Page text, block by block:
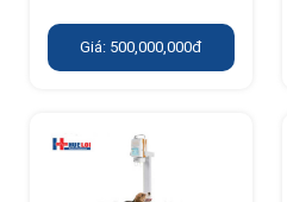
Giá: 500,000,000đ